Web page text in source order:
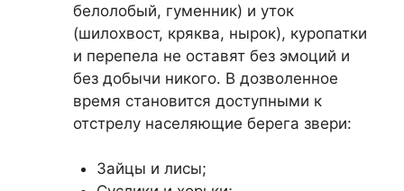
белолобый, гуменник) и уток
(шилохвост, кряква, нырок), куропатки
и перепела не оставят без эмоций и
без добычи никого. В дозволенное
время становится доступными к
отстрелу населяющие берега звери:
Зайцы и лисы;